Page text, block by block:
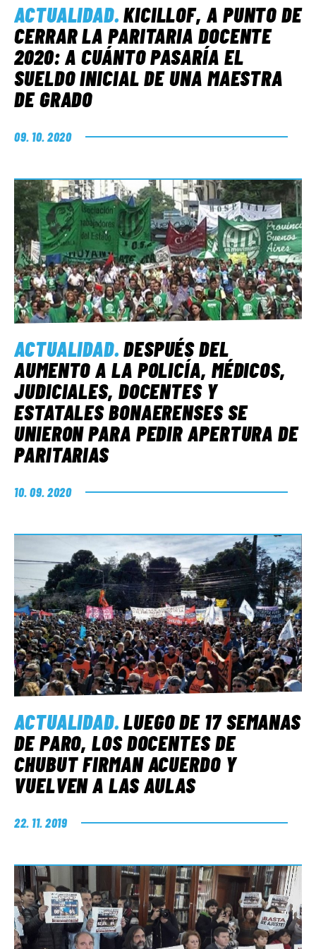
ACTUALIDAD.KICILLOF, A PUNTO DE
CERRAR LA PARITARIA DOCENTE
2020: A CUÁNTO PASARÍA EL
SUELDO INICIAL DE UNA MAESTRA
DE GRADO
09. 10. 2020
ACTUALIDAD.DESPUÉS DEL
AUMENTO A LA POLICÍA, MÉDICOS,
JUDICIALES, DOCENTES Y
ESTATALES BONAERENSES SE
UNIERON PARA PEDIR APERTURA DE
PARITARIAS
10. 09. 2020
ACTUALIDAD.LUEGO DE 17 SEMANAS
DE PARO, LOS DOCENTES DE
CHUBUT FIRMAN ACUERDO Y
VUELVEN A LAS AULAS
22. 11. 2019